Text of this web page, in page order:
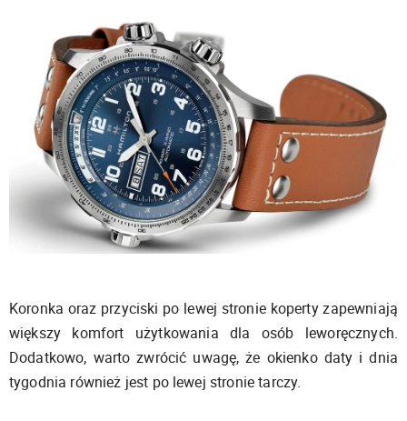
Koronka oraz przyciski po lewej stronie koperty zapewniają
większy komfort użytkowania dla osób leworęcznych.
Dodatkowo, warto zwrócić uwagę, że okienko daty i dnia
tygodnia również jest po lewej stronie tarczy.